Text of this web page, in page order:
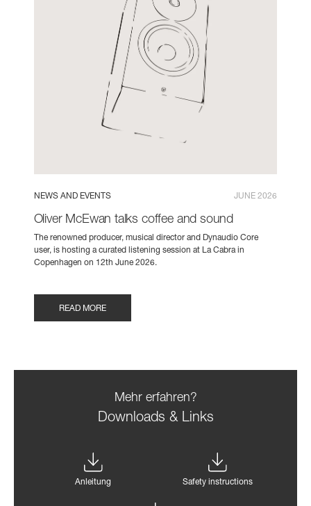
NEWS AND EVENTS JUNE 2026
Oliver McEwan talks coffee and sound
The renowned producer, musical director and Dynaudio Core
user, is hosting a curated listening session at La Cabra in
Copenhagen on 12th June 2026.
READ MORE
Mehr erfahren?
Downloads & Links
Anleitung Safety instructions